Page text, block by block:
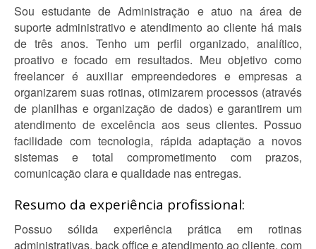
Sou estudante de Administração e atuo na área de
suporte administrativo e atendimento ao cliente há mais
de três anos. Tenho um perfil organizado, analítico,
proativo e focado em resultados. Meu objetivo como
freelancer é auxiliar empreendedores e empresas a
organizarem suas rotinas, otimizarem processos (através
de planilhas e organização de dados) e garantirem um
atendimento de excelência aos seus clientes. Possuo
facilidade com tecnologia, rápida adaptação a novos
sistemas e total comprometimento com prazos,
comunicação clara e qualidade nas entregas.
Resumo da experiência profissional:
Possuo sólida experiência prática em rotinas
administrativas, back office e atendimento ao cliente, com